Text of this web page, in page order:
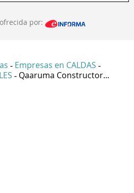
por:
- Empresas en CALDAS -
- Qaaruma Constructor...